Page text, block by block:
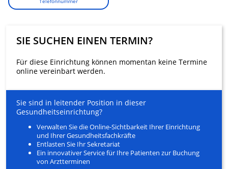
SIE SUCHEN EINEN TERMIN?
Für diese Einrichtung können momentan keine Termine
online vereinbart werden.
Sie sind in leitender Position in dieser
Gesundheitseinrichtung?
Verwalten Sie die Online-Sichtbarkeit Ihrer Einrichtung
und Ihrer Gesundheitsfachkräfte
Entlasten Sie Ihr Sekretariat
Ein innovativer Service für Ihre Patienten zur Buchung
von Arztterminen